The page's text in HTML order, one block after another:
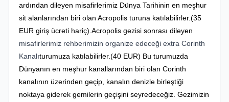
ardından dileyen misafirlerimiz Dünya Tarihinin en meşhur
sit alanlarından biri olan Acropolis turuna katılabilirler.(35
EUR giriş ücreti hariç).Acropolis gezisi sonrası dileyen
misafirlerimiz rehberimizin organize edeceği extra Corinth
Kanalıturumuza katılabilirler.(40 EUR) Bu turumuzda
Dünyanın en meşhur kanallarından biri olan Corinth
kanalının üzerinden geçip, kanalın denizle birleştiği
noktaya giderek gemilerin geçişini seyredeceğiz. Gezimizin